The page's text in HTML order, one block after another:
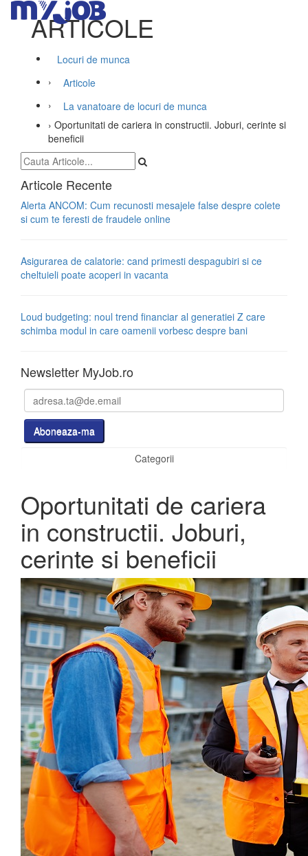
ARTICOLE
Locuri de munca
›
Articole
›
La vanatoare de locuri de munca
› Oportunitati de cariera in constructii. Joburi, cerinte si
beneficii
Articole Recente
Alerta ANCOM: Cum recunosti mesajele false despre colete
si cum te feresti de fraudele online
Asigurarea de calatorie: cand primesti despagubiri si ce
cheltuieli poate acoperi in vacanta
Loud budgeting: noul trend financiar al generatiei Z care
schimba modul in care oamenii vorbesc despre bani
Newsletter MyJob.ro
Categorii
Oportunitati de cariera
in constructii. Joburi,
cerinte si beneficii